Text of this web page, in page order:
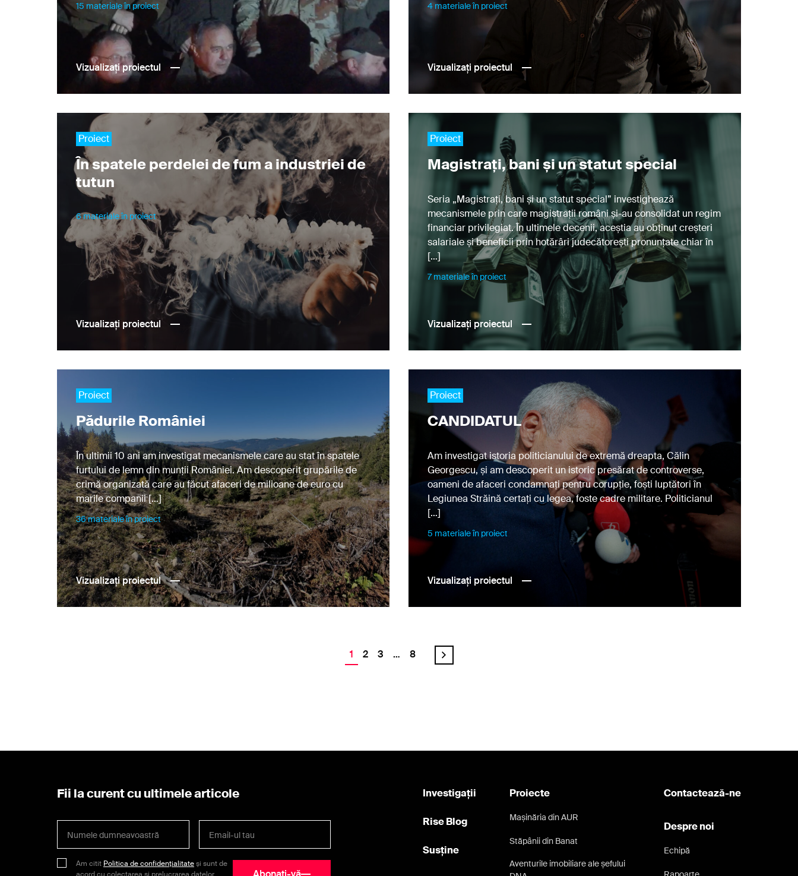
Am cititPolitica de confidențialitateși sunt de
mele personale.
15 materiale în proiect
Vizualizați proiectul
4 materiale în proiect
Vizualizați proiectul
Proiect
În spatele perdelei de fum a industriei de
tutun
6 materiale în proiect
Vizualizați proiectul
Proiect
Magistrați, bani și un statut special
Seria „Magistrați, bani și un statut special” investighează
mecanismele prin care magistrații români și-au consolidat un regim
financiar privilegiat. În ultimele decenii, aceștia au obținut creșteri
salariale și beneficii prin hotărâri judecătorești pronunțate chiar în
[…]
7 materiale în proiect
Vizualizați proiectul
Proiect
Pădurile României
În ultimii 10 ani am investigat mecanismele care au stat în spatele
furtului de lemn din munții României. Am descoperit grupările de
crimă organizată care au făcut afaceri de milioane de euro cu
marile companii […]
36 materiale în proiect
Vizualizați proiectul
Proiect
CANDIDATUL
Am investigat istoria politicianului de extremă dreapta, Călin
Georgescu, și am descoperit un istoric presărat de controverse,
oameni de afaceri condamnați pentru corupție, foști luptători în
Legiunea Străină certați cu legea, foste cadre militare. Politicianul
[…]
5 materiale în proiect
Vizualizați proiectul
1 2 3 … 8
Fii la curent cu ultimele articole
Am citit Politica de confidențialitateși sunt de
Investigații
Rise Blog
Susține
Contactează-ne
Despre noi
Echipă
Proiecte
Mașinăria din AUR
Stăpânii din Banat
Aventurile imobiliare ale șefului